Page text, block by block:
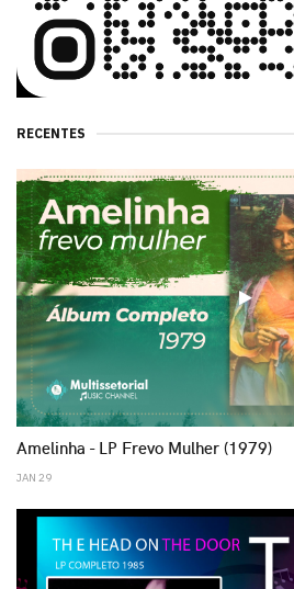
RECENTES
play
Amelinha - LP Frevo Mulher (1979)
JAN 29